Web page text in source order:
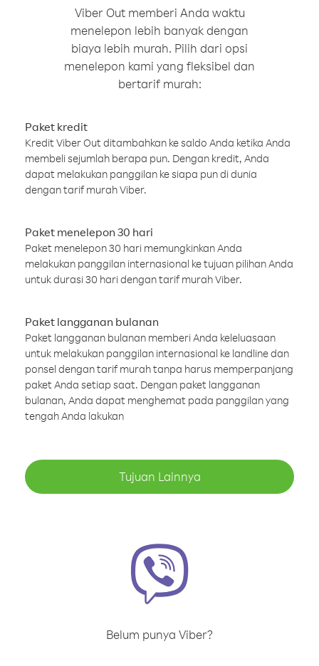
Viber Out memberi Anda waktu
menelepon lebih banyak dengan
biaya lebih murah. Pilih dari opsi
menelepon kami yang fleksibel dan
bertarif murah:
Paket kredit
Kredit Viber Out ditambahkan ke saldo Anda ketika Anda
membeli sejumlah berapa pun. Dengan kredit, Anda
dapat melakukan panggilan ke siapa pun di dunia
dengan tarif murah Viber.
Paket menelepon 30 hari
Paket menelepon 30 hari memungkinkan Anda
melakukan panggilan internasional ke tujuan pilihan Anda
untuk durasi 30 hari dengan tarif murah Viber.
Paket langganan bulanan
Paket langganan bulanan memberi Anda keleluasaan
untuk melakukan panggilan internasional ke landline dan
ponsel dengan tarif murah tanpa harus memperpanjang
paket Anda setiap saat. Dengan paket langganan
bulanan, Anda dapat menghemat pada panggilan yang
tengah Anda lakukan
Tujuan Lainnya
Belum punya Viber?